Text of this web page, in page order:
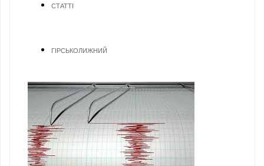
СТАТТІ
ГІРСЬКОЛИЖНИЙ